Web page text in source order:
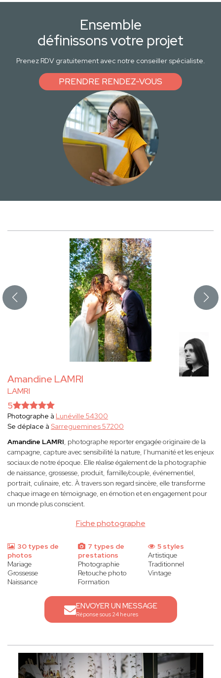
Ensemble
définissons votre projet
Prenez RDV gratuitement avec notre conseiller spécialiste.
PRENDRE RENDEZ-VOUS
Amandine LAMRI
LAMRI
Fiche photographe
5
Photographe à Lunéville 54300
Se déplace à Sarreguemines 57200
Amandine LAMRI, photographe reporter engagée originaire de la
campagne, capture avec sensibilité la nature, l’humanité et les enjeux
sociaux de notre époque. Elle réalise également de la photographie
de naissance, grossesse, produit, famille/couple, événementiel,
portrait, culinaire, etc. À travers son regard sincère, elle transforme
chaque image en témoignage, en émotion et en engagement pour
un monde plus conscient.
30 types de
photos
Mariage
Grossesse
Naissance
7 types de
prestations
Photographie
Retouche photo
Formation
5 styles
Artistique
Traditionnel
Vintage
ENVOYER UN MESSAGE
Réponse sous 24 heures